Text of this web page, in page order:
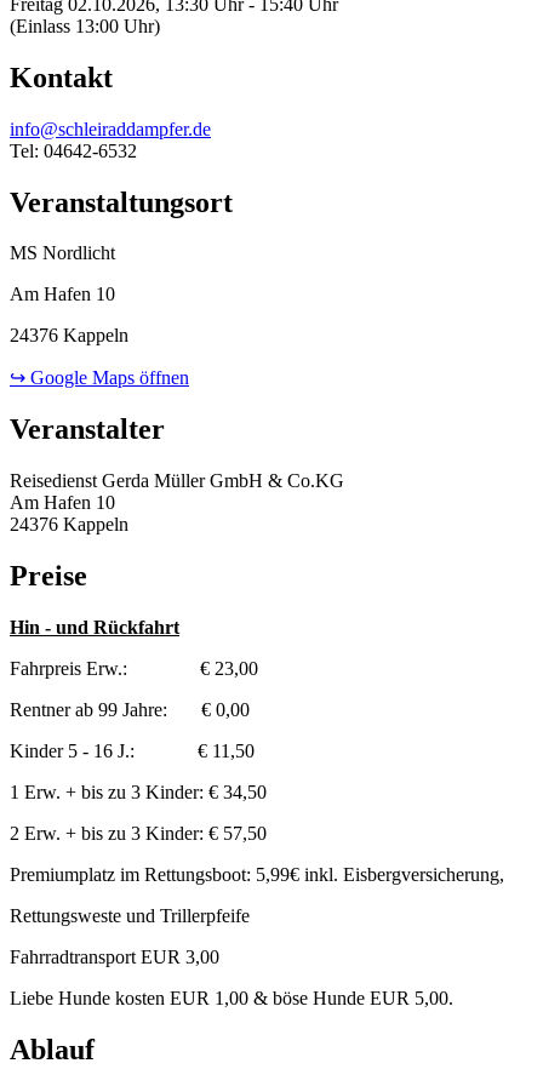
(Einlass 13:00 Uhr)
Kontakt
info@schleiraddampfer.de
Tel: 04642-6532
Veranstaltungsort
MS Nordlicht
Am Hafen 10
24376 Kappeln
↪ Google Maps öffnen
Veranstalter
Reisedienst Gerda Müller GmbH & Co.KG
Am Hafen 10
24376 Kappeln
Preise
Hin - und Rückfahrt
Fahrpreis Erw.: € 23,00
Rentner ab 99 Jahre: € 0,00
Kinder 5 - 16 J.: € 11,50
1 Erw. + bis zu 3 Kinder: € 34,50
2 Erw. + bis zu 3 Kinder: € 57,50
Premiumplatz im Rettungsboot: 5,99€ inkl. Eisbergversicherung,
Rettungsweste und Trillerpfeife
Fahrradtransport EUR 3,00
Liebe Hunde kosten EUR 1,00 & böse Hunde EUR 5,00.
Ablauf